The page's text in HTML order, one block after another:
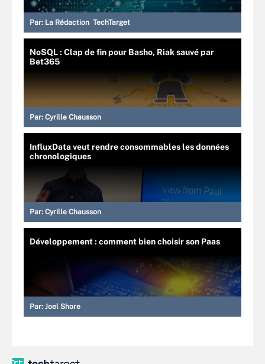
Par: La Rédaction TechTarget
NoSQL : Clap de fin pour Basho, Riak sauvé par
Bet365
Par: Cyrille Chausson
InfluxData veut rendre consommables les données
chronologiques
Par: Cyrille Chausson
Développement : comment bien choisir son Paas
Par: Joel Shore